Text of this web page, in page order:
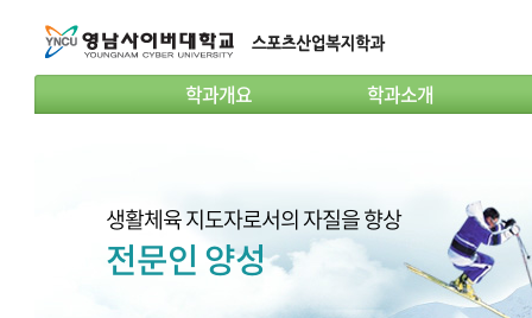
학과개요 학과소개
생활체육 지도자로서의 자질을 향상
전문인 양성